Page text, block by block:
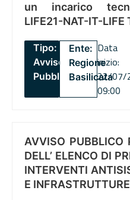
un incarico
LIFE21-NAT-IT-LIFE
Tipo:
Avviso
Pubblico
Ente:
Regione
Basilicata
Data
inizio:
22/07/
09:00
AVVISO PUBBLICO
DELL’ ELENCO DI
INTERVENTI
E